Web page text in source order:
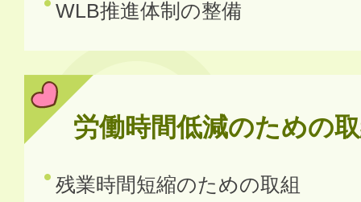
WLB推進体制の整備
労働時間低減のための
残業時間短縮のための取組